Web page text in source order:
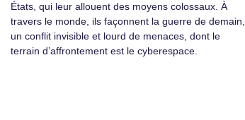
États, qui leur allouent des moyens colossaux. À
travers le monde, ils façonnent la guerre de demain,
un conflit invisible et lourd de menaces, dont le
terrain d’affrontement est le cyberespace.